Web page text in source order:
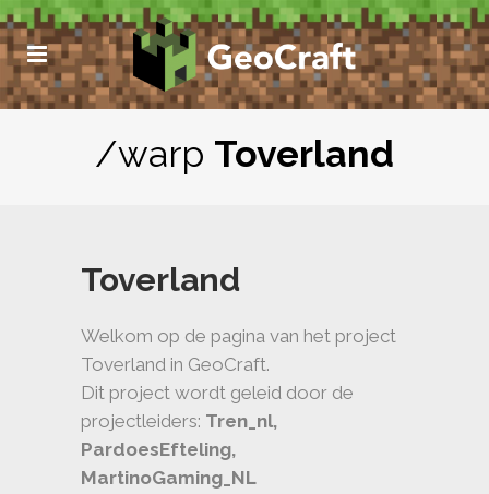
/warp Toverland
Toverland
Welkom op de pagina van het project
Toverland in GeoCraft.
Dit project wordt geleid door de
projectleiders: Tren_nl,
PardoesEfteling,
MartinoGaming_NL